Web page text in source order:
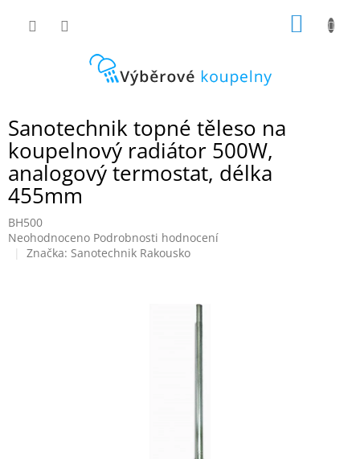
Sanotechnik topné těleso na
koupelnový radiátor 500W,
analogový termostat, délka
455mm
BH500
Průměrné
hodnocení
Neohodnoceno Podrobnosti hodnocení
Značka: Sanotechnik Rakousko